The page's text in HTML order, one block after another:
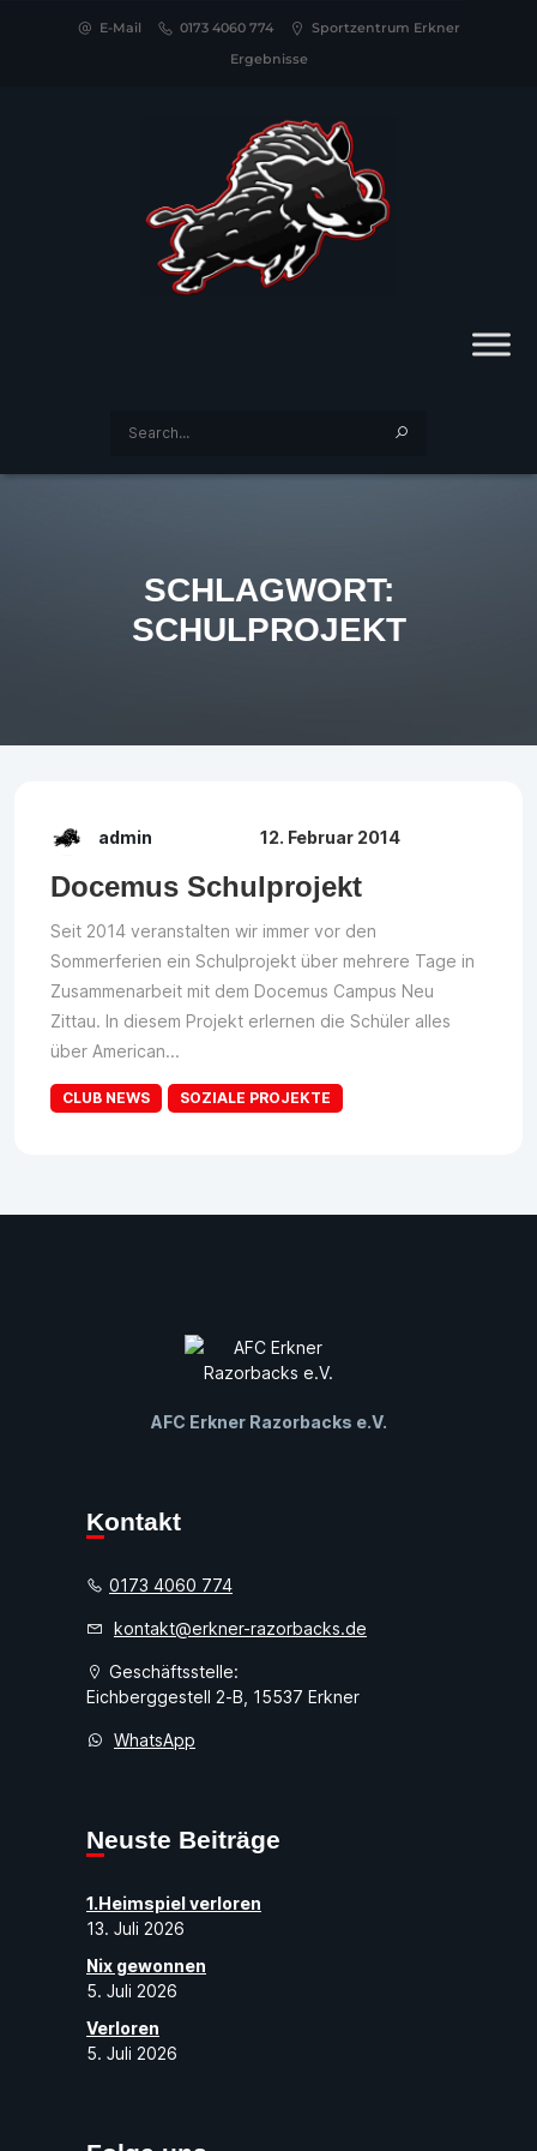
E-Mail 0173 4060 774
Sportzentrum Erkner
Ergebnisse
SCHLAGWORT:
SCHULPROJEKT
admin 12. Februar 2014
Docemus Schulprojekt
Seit 2014 veranstalten wir immer vor den
Sommerferien ein Schulprojekt über mehrere Tage in
Zusammenarbeit mit dem Docemus Campus Neu
Zittau. In diesem Projekt erlernen die Schüler alles
über American...
CLUB NEWS SOZIALE PROJEKTE
AFC Erkner Razorbacks e.V.
Kontakt
0173 4060 774
kontakt@erkner-razorbacks.de
Geschäftsstelle:
Eichberggestell 2-B, 15537 Erkner
WhatsApp
Neuste Beiträge
1.Heimspiel verloren
13. Juli 2026
Nix gewonnen
5. Juli 2026
Verloren
5. Juli 2026